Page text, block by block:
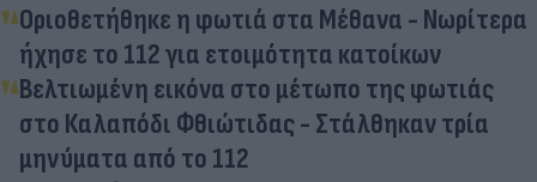
Οριοθετήθηκε η φωτιά στα Μέθανα - Νωρίτερα
ήχησε το 112 για ετοιμότητα κατοίκων
Βελτιωμένη εικόνα στο μέτωπο της φωτιάς
στο Καλαπόδι Φθιώτιδας - Στάλθηκαν τρία
μηνύματα από το 112